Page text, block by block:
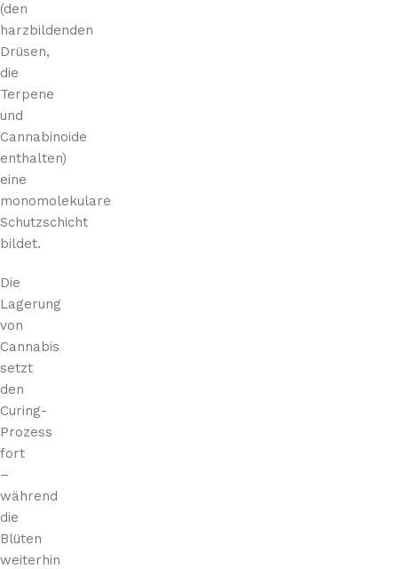
(den
harzbildenden
Drüsen,
die
Terpene
und
Cannabinoide
enthalten)
eine
monomolekulare
Schutzschicht
bildet.
Die
Lagerung
von
Cannabis
setzt
den
Curing-
Prozess
fort
–
während
die
Blüten
weiterhin